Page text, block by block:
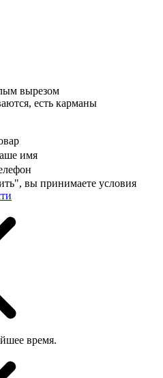
вырезом
есть карманы
имя
вы принимаете условия
время.